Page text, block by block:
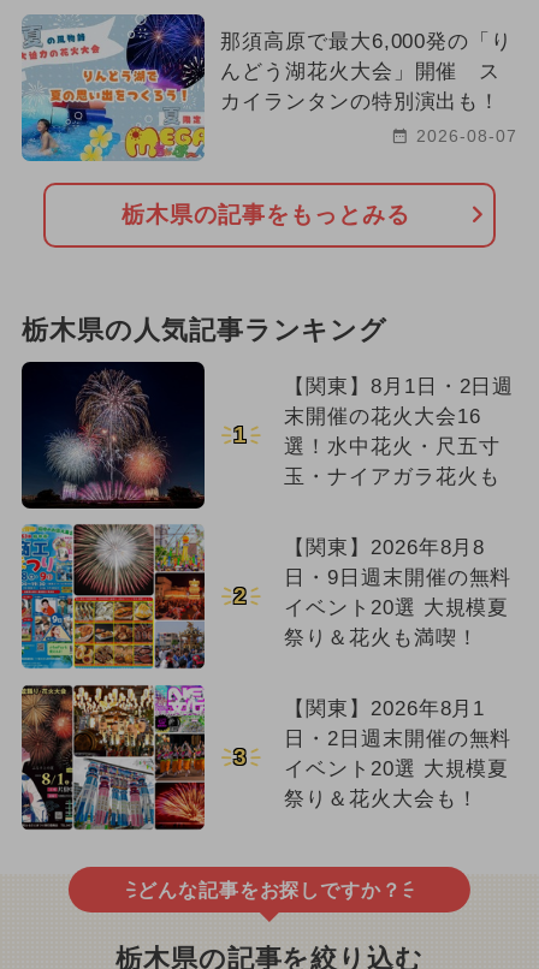
2025年6月のイベント
2023年12月のイベント
那須高原で最大6,000発の「り
んどう湖花火大会」開催 ス
カイランタンの特別演出も！
2026-08-07
栃木県の記事をもっとみる
栃木県の人気記事ランキング
1
【関東】8月1日・2日週
末開催の花火大会16
選！水中花火・尺五寸
玉・ナイアガラ花火も
2
【関東】2026年8月8
日・9日週末開催の無料
イベント20選 大規模夏
祭り＆花火も満喫！
3
【関東】2026年8月1
日・2日週末開催の無料
イベント20選 大規模夏
祭り＆花火大会も！
どんな記事をお探しですか？
栃木県の記事を絞り込む